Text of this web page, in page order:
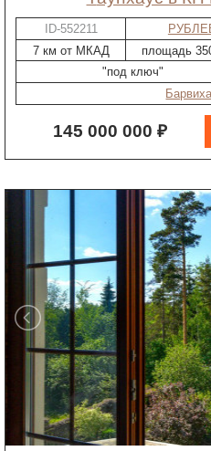
ID-552211
7 км от МКАД
площадь
"под ключ"
145 000 000 ₽